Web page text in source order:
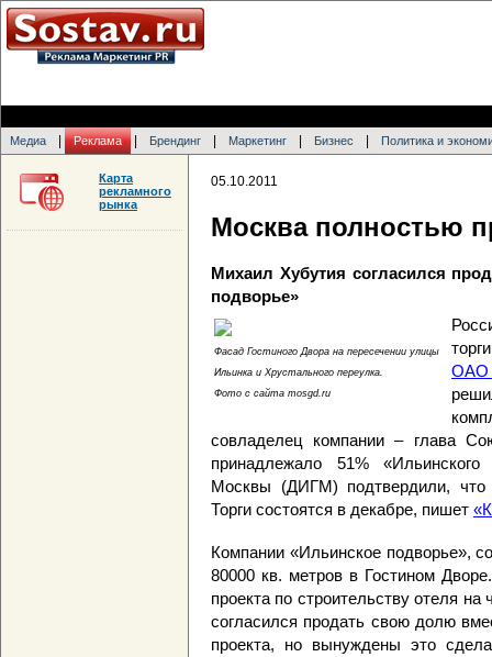
Медиа Реклама Брендинг Маркетинг Бизнес Политика и
05.10.2011
Москва полностью
Михаил Хубутия согласился
подворье»
Фасад Гостиного Двора на пересечении улицы
Ильинка и Хрустального переулка.
Фото с сайта mosgd.ru
ОАО
совладелец компании – глава
принадлежало 51%
Москвы (ДИГМ) подтвердили, что
Торги состоятся в декабре, пишет
Компании «Ильинское подворье»,
80000 кв. метров в Гостином
проекта по строительству отеля
согласился продать свою долю
проекта, но вынуждены это
Карта
рекламного
рынка